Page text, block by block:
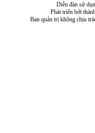
Diễn đàn sử
Phát triển bởi
Ban quản trị không chịu